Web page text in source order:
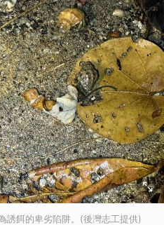
誘餌的卑劣陷阱。(後灣志工提供)